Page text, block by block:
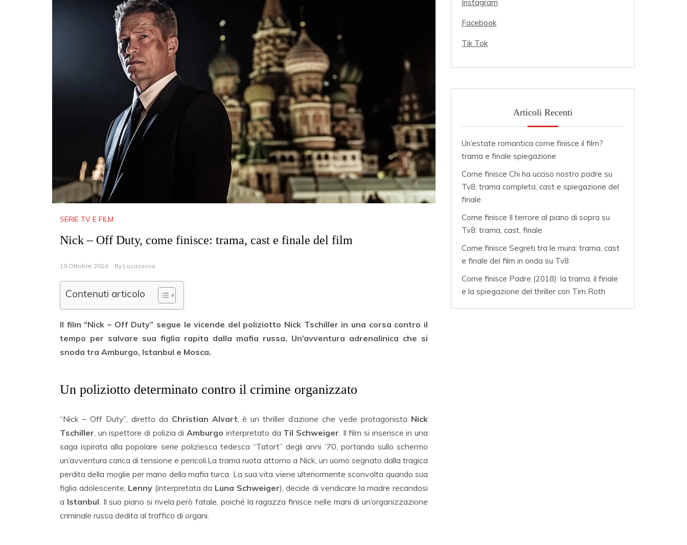
SERIE TV E FILM
Nick – Off Duty, come finisce: trama, cast e finale del film
19 Ottobre 2024 By Lucazecca
Contenuti articolo
Il film “Nick – Off Duty” segue le vicende del poliziotto Nick Tschiller in una corsa contro il
tempo per salvare sua figlia rapita dalla mafia russa. Un’avventura adrenalinica che si
snoda tra Amburgo, Istanbul e Mosca.
Un poliziotto determinato contro il crimine organizzato
“Nick – Off Duty”, diretto da Christian Alvart, è un thriller d’azione che vede protagonista Nick
Tschiller, un ispettore di polizia diAmburgo interpretato da Til Schweiger. Il film si inserisce in una
saga ispirata alla popolare serie poliziesca tedesca “Tatort” degli anni ’70, portando sullo schermo
un’avventura carica di tensione e pericoli.La trama ruota attorno a Nick, un uomo segnato dalla tragica
perdita della moglie per mano della mafia turca. La sua vita viene ulteriormente sconvolta quando sua
figlia adolescente, Lenny (interpretata da Luna Schweiger), decide di vendicare la madre recandosi
a Istanbul. Il suo piano si rivela però fatale, poiché la ragazza finisce nelle mani di un’organizzazione
criminale russa dedita al traffico di organi.
Instagram
Facebook
Tik Tok
Articoli Recenti
Un’estate romantica come finisce il film?
trama e finale spiegazione
Come finisce Chi ha ucciso nostro padre su
Tv8: trama completa, cast e spiegazione del
finale
Come finisce Il terrore al piano di sopra su
Tv8: trama, cast, finale
Come finisce Segreti tra le mura: trama, cast
e finale del film in onda su Tv8
Come finisce Padre (2018): la trama, il finale
e la spiegazione del thriller con Tim Roth